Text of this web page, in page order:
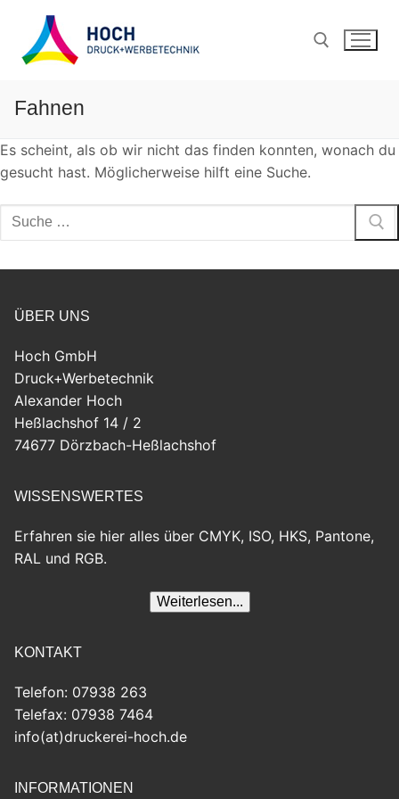
Fahnen
Es scheint, als ob wir nicht das finden konnten, wonach du
gesucht hast. Möglicherweise hilft eine Suche.
ÜBER UNS
Hoch GmbH
Druck+Werbetechnik
Alexander Hoch
Heßlachshof 14 / 2
74677 Dörzbach-Heßlachshof
WISSENSWERTES
Erfahren sie hier alles über CMYK, ISO, HKS, Pantone,
RAL und RGB.
KONTAKT
Telefon: 07938 263
Telefax: 07938 7464
info(at)druckerei-hoch.de
INFORMATIONEN